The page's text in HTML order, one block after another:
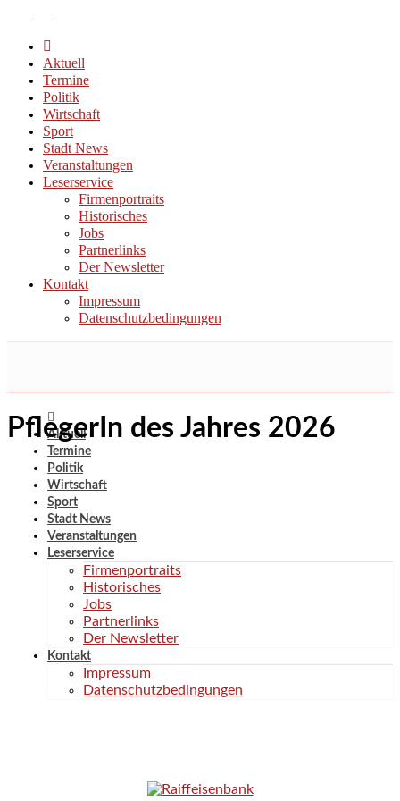
Aktuell
Termine
Politik
Wirtschaft
Sport
Stadt News
Veranstaltungen
Leserservice
Firmenportraits
Historisches
Jobs
Partnerlinks
Der Newsletter
Kontakt
Impressum
Datenschutzbedingungen
Aktuell
Termine
Politik
Wirtschaft
Sport
Stadt News
Veranstaltungen
Leserservice
Firmenportraits
Historisches
Jobs
Partnerlinks
Der Newsletter
Kontakt
Impressum
Datenschutzbedingungen
PflegerIn des Jahres 2026